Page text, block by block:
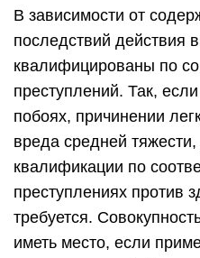
В зависимости от
последствий действия
квалифицированы по
преступлений. Так,
побоях, причинении
вреда средней
квалификации по
преступлениях против
требуется.
иметь место, если